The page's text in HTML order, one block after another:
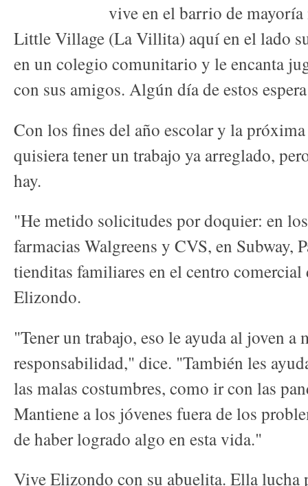
vive en el barrio de
Little Village (La Villita) aquí en el lado
en un colegio comunitario y le encanta
con sus amigos. Algún día de estos
Con los fines del año escolar y la
quisiera tener un trabajo ya arreglado,
hay.
"He metido solicitudes por doquier: en
farmacias Walgreens y CVS, en Subway,
tienditas familiares en el centro
Elizondo.
"Tener un trabajo, eso le ayuda al joven a
responsabilidad," dice. "También les
las malas costumbres, como ir con las
Mantiene a los jóvenes fuera de los
de haber logrado algo en esta vida."
Vive Elizondo con su abuelita. Ella lucha